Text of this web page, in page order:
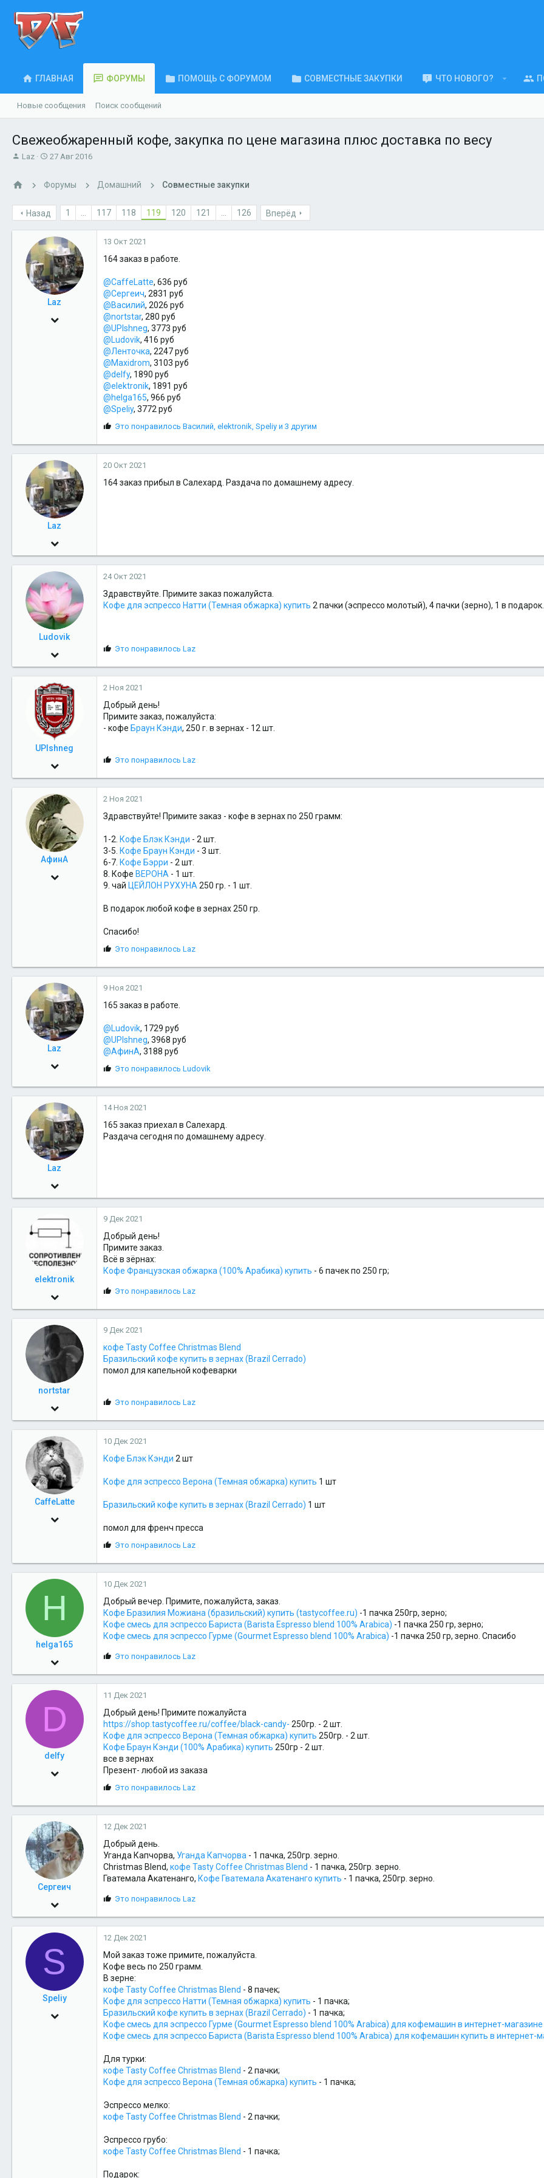
ГЛАВНАЯ ФОРУМЫ ПОМОЩЬ С ФОРУМОМ СОВМЕСТНЫЕ ЗАКУПКИ ЧТО НОВОГО?
Новые сообщения Поиск сообщений
Свежеобжаренный кофе, закупка по цене магазина плюс доставка по весу
А
т
е
м
Laz
Д
а
а
ч
а
л
а
27 Авг 2016
Форумы Домашний Совместные закупки
Назад 1 ... 117 118 119 120 121 ... 126 Вперёд
Laz
10 Ноя 2009
13 Окт 2021
164 заказ в работе.
@CaffeLatte, 636 руб
@Сергеич, 2831 руб
@Василий, 2026 руб
@nortstar, 280 руб
@UPIshneg, 3773 руб
@Ludovik, 416 руб
@Ленточка, 2247 руб
@Maxidrom, 3103 руб
@delfy, 1890 руб
@elektronik, 1891 руб
@helga165, 966 руб
@Speliy, 3772 руб
С
м
а
т
Это понравилось Василий, elektronik, Speliyи 3 другим
Laz
10 Ноя 2009
6,037
83
Салехард
20 Окт 2021
164 заказ прибыл в Салехард. Раздача по домашнему адресу.
Ludovik
2 Сен 2013
65
24 Окт 2021
Здравствуйте. Примите заказ пожалуйста.
Кофе для эспрессо Натти (Темная обжарка) купить 2 пачки (эспрессо молотый), 4 пачки (зерно), 1 в
С
м
а
т
и
и
Это понравилось Laz
UPIshneg
20 Окт 2009
726
28
Салехард
2 Ноя 2021
Добрый день!
Примите заказ, пожалуйста:
- кофе Браун Кэнди, 250 г. в зернах - 12 шт.
С
м
а
т
и
:
Это понравилось Laz
АфинА
28 Апр 2010
2 Ноя 2021
Здравствуйте! Примите заказ - кофе в зернах по 250 грамм:
1-2. Кофе Блэк Кэнди - 2 шт.
3-5. Кофе Браун Кэнди - 3 шт.
6-7. Кофе Бэрри - 2 шт.
8. Кофе ВЕРОНА - 1 шт.
9. чай ЦЕЙЛОН РУХУНА250 гр. - 1 шт.
В подарок любой кофе в зернах 250 гр.
Спасибо!
С
м
а
т
и
:
Это понравилось Laz
Laz
10 Ноя 2009
Салехард
9 Ноя 2021
165 заказ в работе.
@Ludovik, 1729 руб
@UPIshneg, 3968 руб
@АфинА, 3188 руб
С
м
а
т
и
Это понравилось Ludovik
Laz
10 Ноя 2009
6,037
Салехард
14 Ноя 2021
165 заказ приехал в Салехард.
Раздача сегодня по домашнему адресу.
elektronik
15 Фев 2010
156
18
9 Дек 2021
Добрый день!
Примите заказ.
Всё в зёрнах:
Кофе Французская обжарка (100% Арабика) купить - 6 пачек по 250 гр;
С
м
а
т
и
и
Это понравилось Laz
nortstar
8 Фев 2012
157
18
Салехард
9 Дек 2021
кофе Tasty Coffee Christmas Blend
Бразильский кофе купить в зернах (Brazil Cerrado)
помол для капельной кофеварки
С
м
а
т
и
Это понравилось Laz
CaffeLatte
21 Июл 2010
28
10 Дек 2021
Кофе Блэк Кэнди 2 шт
Кофе для эспрессо Верона (Темная обжарка) купить 1 шт
Бразильский кофе купить в зернах (Brazil Cerrado) 1 шт
помол для френч пресса
С
м
а
т
и
и
:
Это понравилось Laz
H
helga165
4 Авг 2015
85
18
10 Дек 2021
Добрый вечер. Примите, пожалуйста, заказ.
Кофе Бразилия Можиана (бразильский) купить (tastycoffee.ru) -1 пачка 250гр, зерно;
Кофе смесь для эспрессо Бариста (Barista Espresso blend 100% Arabica) -1 пачка 250 гр, зерно;
Кофе смесь для эспрессо Гурме (Gourmet Espresso blend 100% Arabica) -1 пачка 250 гр, зерно. Спасибо
С
м
а
т
и
и
:
Это понравилось Laz
D
delfy
4 Мар 2012
22
11 Дек 2021
Добрый день! Примите пожалуйста
https://shop.tastycoffee.ru/coffee/black-candy- 250гр. - 2 шт.
Кофе для эспрессо Верона (Темная обжарка) купить 250гр. - 2 шт.
Кофе Браун Кэнди (100% Арабика) купить 250гр - 2 шт.
все в зернах
Презент- любой из заказа
С
м
а
т
и
и
:
Это понравилось Laz
Сергеич
5 Окт 2011
3,018
48
12 Дек 2021
Добрый день.
Уганда Капчорва, Уганда Капчорва - 1 пачка, 250гр. зерно.
Christmas Blend, кофе Tasty Coffee Christmas Blend - 1 пачка, 250гр. зерно.
Гватемала Акатенанго, Кофе Гватемала Акатенанго купить - 1 пачка, 250гр. зерно.
С
м
а
т
и
и
:
Это понравилось Laz
S
Speliy
4 Янв 2012
12 Дек 2021
Мой заказ тоже примите, пожалуйста.
Кофе весь по 250 грамм.
В зерне:
кофе Tasty Coffee Christmas Blend - 8 пачек;
Кофе для эспрессо Натти (Темная обжарка) купить - 1 пачка;
Бразильский кофе купить в зернах (Brazil Cerrado) - 1 пачка;
Кофе смесь для эспрессо Гурме (Gourmet Espresso blend 100% Arabica) для кофемашин в интернет-
Кофе смесь для эспрессо Бариста (Barista Espresso blend 100% Arabica) для кофемашин купить в интернет-
Для турки:
кофе Tasty Coffee Christmas Blend - 2 пачки;
Кофе для эспрессо Верона (Темная обжарка) купить - 1 пачка;
Эспрессо мелко:
кофе Tasty Coffee Christmas Blend - 2 пачки;
Эспрессо грубо:
кофе Tasty Coffee Christmas Blend - 1 пачка;
Подарок: